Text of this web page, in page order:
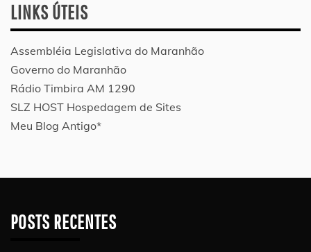
LINKS ÚTEIS
Assembléia Legislativa do Maranhão
Governo do Maranhão
Rádio Timbira AM 1290
SLZ HOST Hospedagem de Sites
Meu Blog Antigo*
POSTS RECENTES